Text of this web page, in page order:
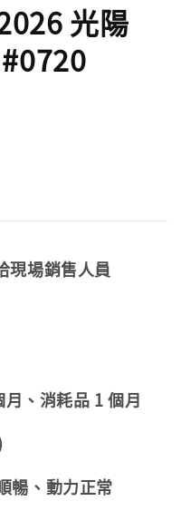
光陽
現場銷售人員
、消耗品 1 個月
暢、動力正常